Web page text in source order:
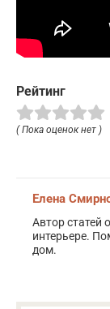
Рейтинг
( Пока оценок нет )
Елена
Автор статей
интерьере.
дом.